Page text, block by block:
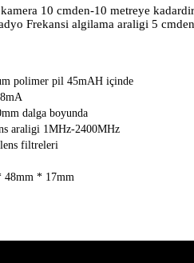
10 cmden-10 metreye
Frekansi algilama araligi 5
polimer pil 45mAH içinde
dalga boyunda
araligi 1MHz-2400MHz
filtreleri
48mm * 17mm